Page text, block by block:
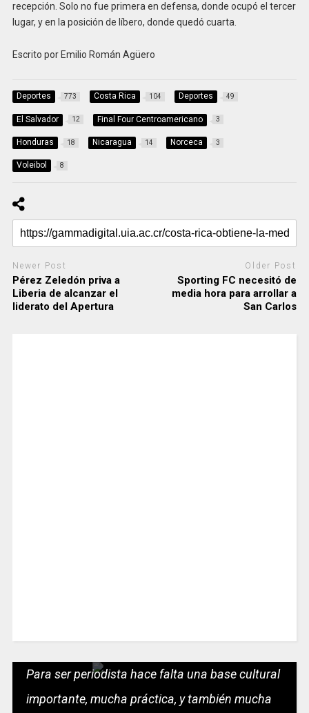
recepción. Solo no fue primera en defensa, donde ocupó el tercer
lugar, y en la posición de líbero, donde quedó cuarta.
Escrito por Emilio Román Agüero
Deportes 773 Costa Rica 104 Deportes 49
El Salvador 12 Final Four Centroamericano 3
Honduras 18 Nicaragua 14 Norceca 3
Voleibol 8
Newer Post
Pérez Zeledón priva a
Liberia de alcanzar el
liderato del Apertura
Older Post
Sporting FC necesitó de
media hora para arrollar a
San Carlos
Para ser periodista hace falta una base cultural
importante, mucha práctica, y también mucha